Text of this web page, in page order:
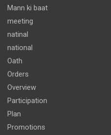
Mann ki baat
meeting
natinal
national
Oath
Orders
Overview
Participation
Plan
Promotions